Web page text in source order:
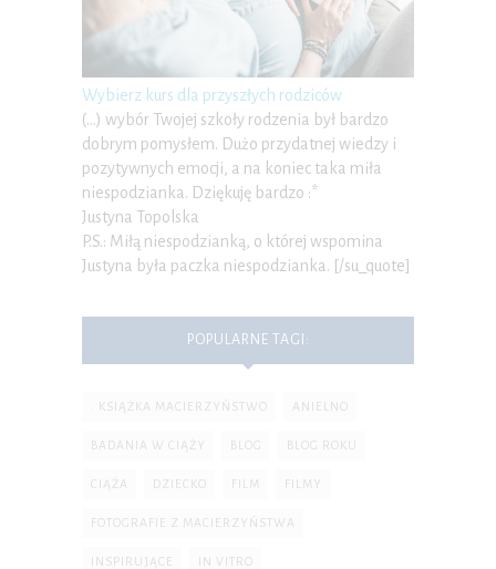
Wybierz kurs dla przyszłych rodziców
(…) wybór Twojej szkoły rodzenia był bardzo
dobrym pomysłem. Dużo przydatnej wiedzy i
pozytywnych emocji, a na koniec taka miła
niespodzianka. Dziękuję bardzo :*
Justyna Topolska
P.S.: Miłą niespodzianką, o której wspomina
Justyna była paczka niespodzianka. [/su_quote]
POPULARNE TAGI:
. KSIĄŻKA MACIERZYŃSTWO ANIELNO
BADANIA W CIĄŻY BLOG BLOG ROKU
CIĄŻA DZIECKO FILM FILMY
FOTOGRAFIE Z MACIERZYŃSTWA
INSPIRUJĄCE IN VITRO